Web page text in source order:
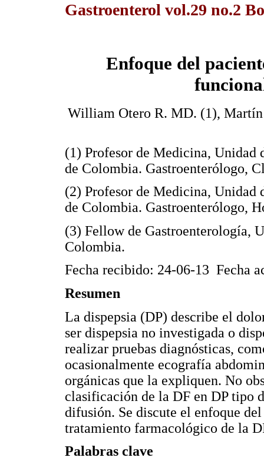
Gastroenterol vol.29 no.2
Enfoque del
William Otero R. MD. (1),
(1) Profesor de Medicina, Unidad
de Colombia. Gastroenterólogo,
(2) Profesor de Medicina, Unidad
de Colombia. Gastroenterólogo,
(3) Fellow de Gastroenterología,
Colombia.
Fecha recibido: 24-06-13 Fecha
Resumen
La dispepsia (DP) describe el
ser dispepsia no investigada o
realizar pruebas diagnósticas,
ocasionalmente ecografía
orgánicas que la expliquen. No
clasificación de la DF en DP tipo
difusión. Se discute el enfoque
tratamiento farmacológico de la
Palabras clave